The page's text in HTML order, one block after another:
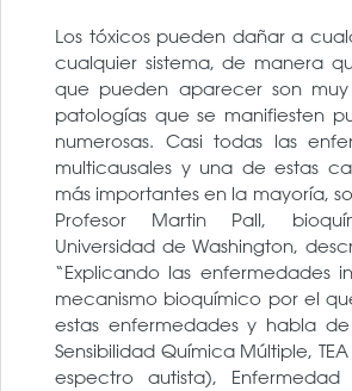
Los tóxicos pueden dañar a
cualquier sistema, de manera
que pueden aparecer son muy
patologías que se manifiesten
numerosas. Casi todas las
multicausales y una de estas
más importantes en la mayoría,
Profesor Martin Pall,
Universidad de Washington,
“Explicando las enfermedades
mecanismo bioquímico por el
estas enfermedades y habla de
Sensibilidad Química Múltiple,
espectro autista),